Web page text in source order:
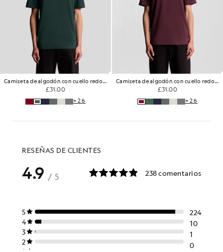
Camiseta de algodón con cuello redondo
£31.00
+26
Camiseta de algodón con cuello redondo
£31.00
+26